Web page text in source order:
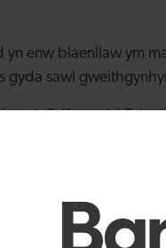
enw blaenllaw ym
gyda sawl
a’r Sylfaenydd Toby
o gyffrous i
wedi ein lleoli yng